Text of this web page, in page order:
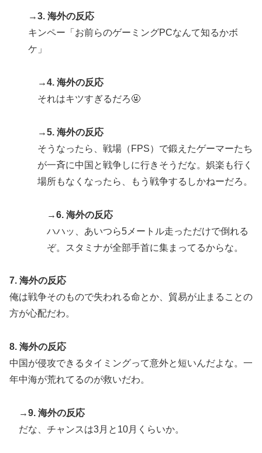
→3. 海外の反応
キンペー「お前らのゲーミングPCなんて知るかボ
ケ」
→4. 海外の反応
それはキツすぎるだろ🤬
→5. 海外の反応
そうなったら、戦場（FPS）で鍛えたゲーマーたち
が一斉に中国と戦争しに行きそうだな。娯楽も行く
場所もなくなったら、もう戦争するしかねーだろ。
→6. 海外の反応
ハハッ、あいつら5メートル走っただけで倒れる
ぞ。スタミナが全部手首に集まってるからな。
7. 海外の反応
俺は戦争そのもので失われる命とか、貿易が止まることの
方が心配だわ。
8. 海外の反応
中国が侵攻できるタイミングって意外と短いんだよな。一
年中海が荒れてるのが救いだわ。
→9. 海外の反応
だな、チャンスは3月と10月くらいか。